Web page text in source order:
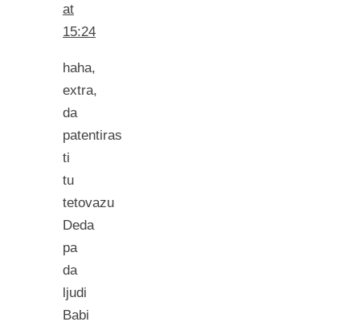
at
15:24
haha,
extra,
da
patentiras
ti
tu
tetovazu
Deda
pa
da
ljudi
Babi